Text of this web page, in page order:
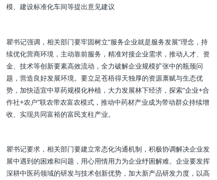
模、建设标准化车间等提出意见建议
瞿书记强调，相关部门要牢固树立“服务企业就是服务发展”理念，持
续优化营商环境，主动靠前服务，精准对接企业需求，推动人才、资
金、技术等创新要素高效流动，全力破解企业规模扩张中的瓶颈问
题，营造良好发展环境。要立足苍梧得天独厚的资源禀赋与生态优
势，加快适宜中草药规模化种植，大力发展林下经济，探索“企业+合
作社+农户”联农带农富农模式，推动中药材产业成为带动群众持续增
收、实现共同富裕的富民支柱产业。
瞿书记要求，相关部门要建立常态化沟通机制，积极协调解决企业发
展中遇到的困难和问题，用心用情用力为企业纾困解难。企业要发挥
深耕中医药领域的研发与技术创新优势，加大新产品研发力度，以高